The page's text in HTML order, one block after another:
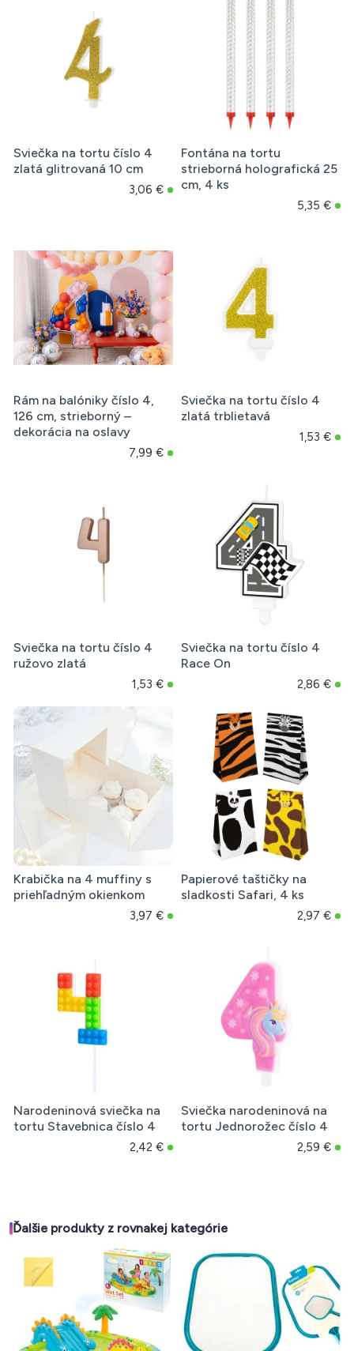
Sviečka na tortu číslo 4
zlatá glitrovaná 10 cm
3,06 €
Fontána na tortu
strieborná holografická 25
cm, 4 ks
5,35 €
Rám na balóniky číslo 4,
126 cm, strieborný –
dekorácia na oslavy
7,99 €
Sviečka na tortu číslo 4
zlatá trblietavá
1,53 €
Sviečka na tortu číslo 4
ružovo zlatá
1,53 €
Sviečka na tortu číslo 4
Race On
2,86 €
Krabička na 4 muffiny s
priehľadným okienkom
3,97 €
Papierové taštičky na
sladkosti Safari, 4 ks
2,97 €
Narodeninová sviečka na
tortu Stavebnica číslo 4
2,42 €
Sviečka narodeninová na
tortu Jednorožec číslo 4
2,59 €
Ďalšie produkty z rovnakej kategórie